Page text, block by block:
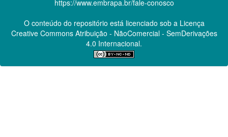
https://www.embrapa.br/fale-conosco
O conteúdo do repositório está licenciado sob a Licença
Creative CommonsAtribuição - NãoComercial - SemDerivações
4.0 Internacional.